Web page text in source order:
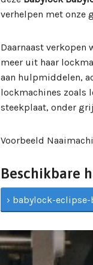
verhelpen met onze
Daarnaast
meer uit haar
aan hulpmiddelen,
lockmachines zoals
steekplaat, onder
Voorbeeld
Beschikbare
› babylock-